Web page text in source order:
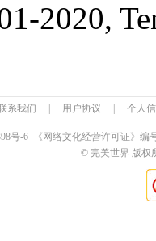
2020,
系我们 用户协议 个人
号-6 《网络文化经营许可证》编
© 完美世界 版权